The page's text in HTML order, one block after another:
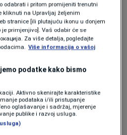
odabrati i pritom promijeniti trenutni
kliknuti na Upravljaj željenim
stranice [ili plutajuću ikonu u donjem
primjenjivo]. Vaš odabir će se
Za više detalja, pogledajte
Više informacija o vašoj
podatke kako bismo
Aktivno skenirajte karakteristike
podataka i/ili pristupanje
oglašavanje i sadržaj, mjerenje
publike i razvoj usluga.